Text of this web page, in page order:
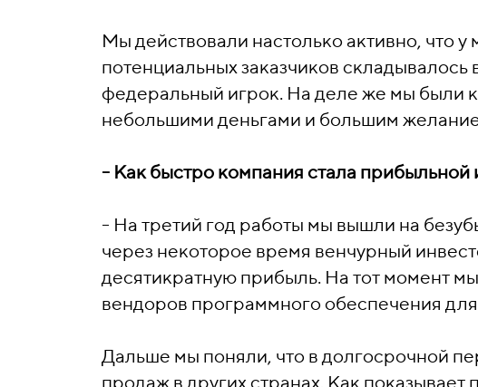
Мы действовали настолько активно, что у
потенциальных заказчиков
федеральный игрок. На деле же мы были
небольшими деньгами и большим
- Как быстро компания стала
- На третий год работы мы вышли на
через некоторое время венчурный
десятикратную прибыль. На тот момент
вендоров программного обеспечения
Дальше мы поняли, что в долгосрочной
продаж в других странах. Как